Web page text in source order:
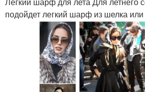
подойдет легкий шарф из шелка или